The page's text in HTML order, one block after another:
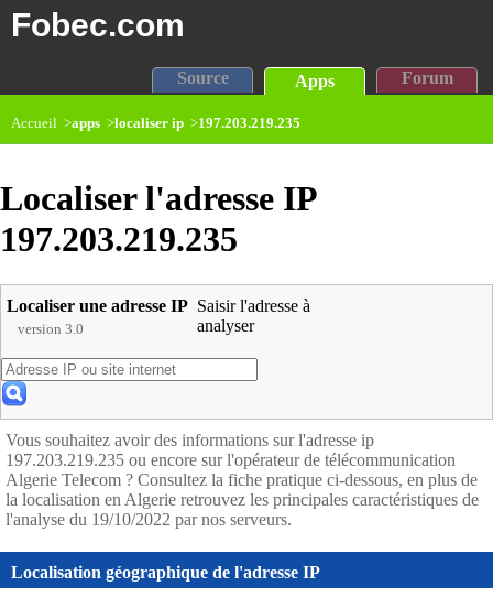
Fobec.com
Source Apps Forum
Accueil >apps >localiser ip >197.203.219.235
Localiser l'adresse IP
197.203.219.235
Localiser une adresse IP
version 3.0
Saisir l'adresse à
analyser
Vous souhaitez avoir des informations sur l'adresse ip
197.203.219.235 ou encore sur l'opérateur de télécommunication
Algerie Telecom ? Consultez la fiche pratique ci-dessous, en plus de
la localisation en Algerie retrouvez les principales caractéristiques de
l'analyse du 19/10/2022 par nos serveurs.
Localisation géographique de l'adresse IP